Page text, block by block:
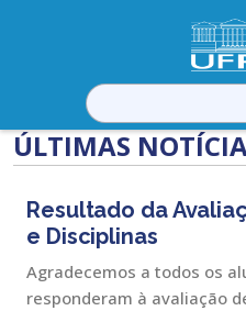
Pesquisar
por:
ÚLTIMAS
Resultado da
e Disciplinas
Agradecemos a todos os
responderam à avaliação